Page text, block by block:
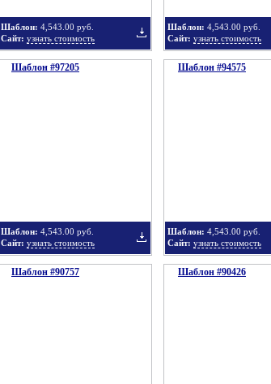
Шаблон: 4,543.00 руб.
Сайт: узнать стоимость
Шаблон: 4,543.00 руб.
Сайт: узнать стоимость
Шаблон #97205
Шаблон: 4,543.00 руб.
Сайт: узнать стоимость
Шаблон #94575
Шаблон: 4,543.00 руб.
Сайт: узнать стоимость
Шаблон #90757 Шаблон #90426